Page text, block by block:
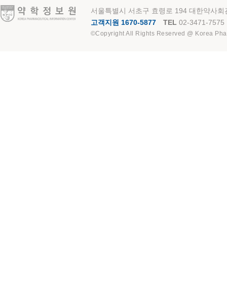
약학정보원
서울특별시 서초구 효령로 194 대한약사
고객지원 1670-5877
TEL 02-3471-7575
©Copyright All Rights Reserved @ Korea